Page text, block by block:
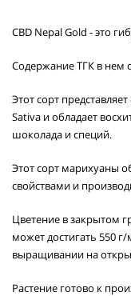
CBD Nepal Gold - это
Содержание ТГК в нем
Этот сорт
Sativa и обладает
шоколада и специй.
Этот сорт марихуаны
свойствами и
Цветение в закрытом
может достигать 550
выращивании на
Растение готово к